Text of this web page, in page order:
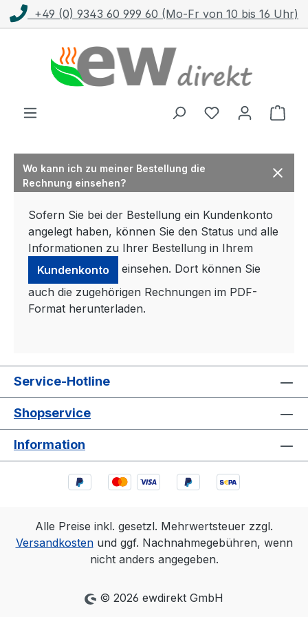
Zum Hauptinhalt springen
+49 (0) 9343 60 999 60 (Mo-Fr von 10 bis 16 Uhr)
Wo kann ich zu meiner Bestellung die
Rechnung einsehen?
Sofern Sie bei der Bestellung ein Kundenkonto
angelegt haben, können Sie den Status und alle
Informationen zu Ihrer Bestellung in Ihrem
Kundenkonto
einsehen. Dort können Sie
auch die zugehörigen Rechnungen im PDF-
Format herunterladen.
Service-Hotline
Shopservice
Information
Alle Preise inkl. gesetzl. Mehrwertsteuer zzgl.
Versandkostenund ggf. Nachnahmegebühren, wenn
nicht anders angegeben.
© 2026 ewdirekt GmbH